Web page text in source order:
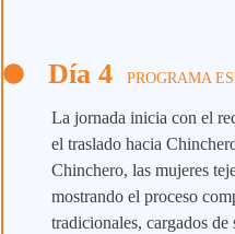
Día 4 PROGRAMA
La jornada inicia con el
el traslado hacia
Chinchero, las mujeres
mostrando el proceso
tradicionales, cargados